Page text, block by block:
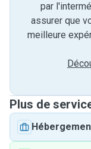
par
assurer que
meilleure
Plus de